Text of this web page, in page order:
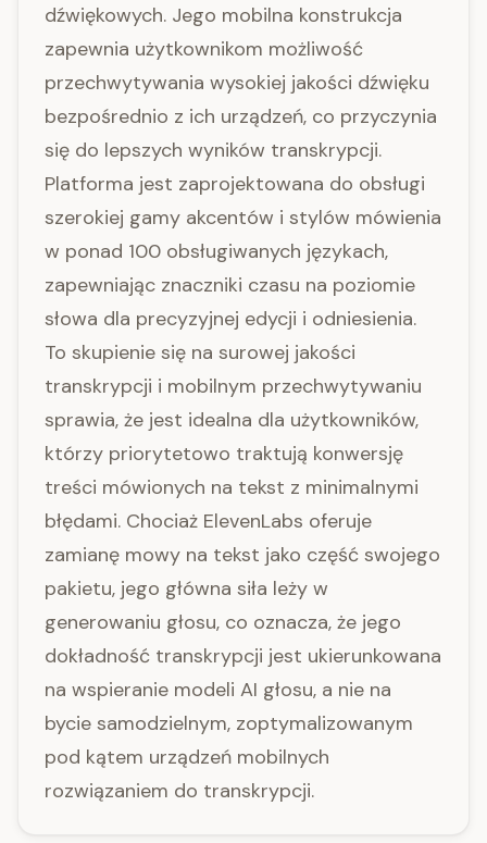
dźwiękowych. Jego mobilna konstrukcja
zapewnia użytkownikom możliwość
przechwytywania wysokiej jakości dźwięku
bezpośrednio z ich urządzeń, co przyczynia
się do lepszych wyników transkrypcji.
Platforma jest zaprojektowana do obsługi
szerokiej gamy akcentów i stylów mówienia
w ponad 100 obsługiwanych językach,
zapewniając znaczniki czasu na poziomie
słowa dla precyzyjnej edycji i odniesienia.
To skupienie się na surowej jakości
transkrypcji i mobilnym przechwytywaniu
sprawia, że jest idealna dla użytkowników,
którzy priorytetowo traktują konwersję
treści mówionych na tekst z minimalnymi
błędami. Chociaż ElevenLabs oferuje
zamianę mowy na tekst jako część swojego
pakietu, jego główna siła leży w
generowaniu głosu, co oznacza, że jego
dokładność transkrypcji jest ukierunkowana
na wspieranie modeli AI głosu, a nie na
bycie samodzielnym, zoptymalizowanym
pod kątem urządzeń mobilnych
rozwiązaniem do transkrypcji.